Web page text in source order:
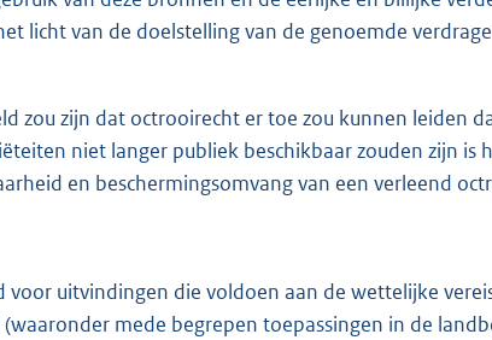
licht van de doelstelling van de genoemde
zou zijn dat octrooirecht er toe zou kunnen leiden
niet langer publiek beschikbaar zouden zijn is
en beschermingsomvang van een verleend
voor uitvindingen die voldoen aan de wettelijke
mede begrepen toepassingen in de